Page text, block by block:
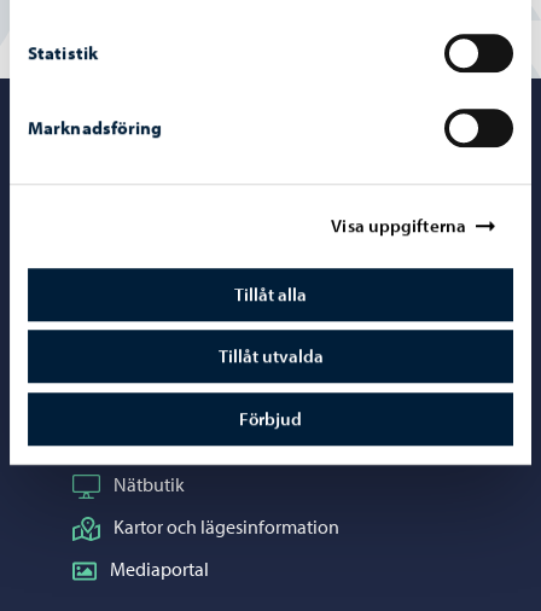
Statistik
Marknadsföring
Visa uppgifterna
Tillåt alla
Tillåt utvalda
Förbjud
Porvoo –
Telefonrådgivning: 020 692 250
Kontaktuppgifter
Elektroniska tjänster (ePorvoo)
Nätbutik
Kartor och lägesinformation
Mediaportal